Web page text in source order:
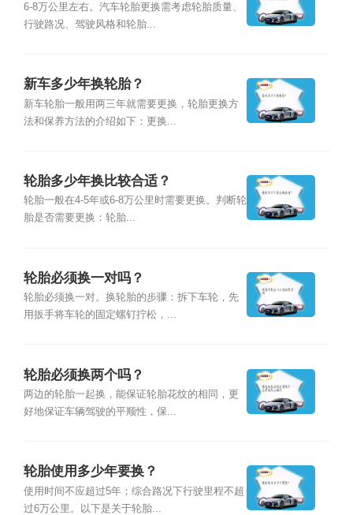
6-8万公里左右。汽车轮胎更换需考虑轮胎质量、
行驶路况、驾驶风格和轮胎...
新车多少年换轮胎？
新车轮胎一般用两三年就需要更换，轮胎更换方
法和保养方法的介绍如下：更换...
轮胎多少年换比较合适？
轮胎一般在4-5年或6-8万公里时需要更换。判断轮
胎是否需要更换：轮胎...
轮胎必须换一对吗？
轮胎必须换一对。换轮胎的步骤：拆下车轮，先
用扳手将车轮的固定螺钉拧松，...
轮胎必须换两个吗？
两边的轮胎一起换，能保证轮胎花纹的相同，更
好地保证车辆驾驶的平顺性，保...
轮胎使用多少年要换？
使用时间不应超过5年；综合路况下行驶里程不超
过6万公里。以下是关于轮胎...